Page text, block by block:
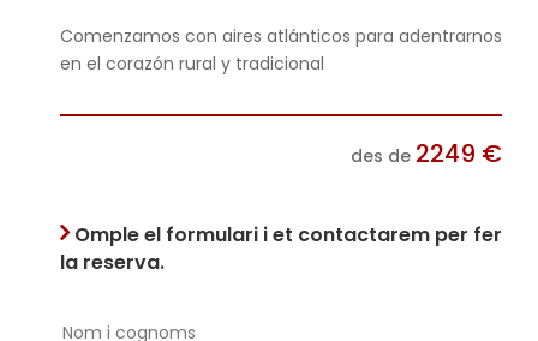
Comenzamos con aires atlánticos para adentrarnos
en el corazón rural y tradicional
des de 2249 €
Omple el formulari i et contactarem per fer
la reserva.